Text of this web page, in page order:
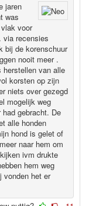
jaren
was
voor
via recensies
bij de korenschuur
nooit meer .
herstellen van alle
korsten op zijn
niets over gezegd
mogelijk weg
gebracht. De
alle honden
hond is gelet of
naar hem om
ivm drukte
hem weg
vonden het er